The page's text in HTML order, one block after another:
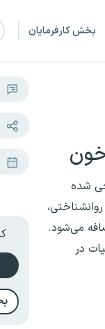
بخش کارفرمایان
شده
می‌شود.
در